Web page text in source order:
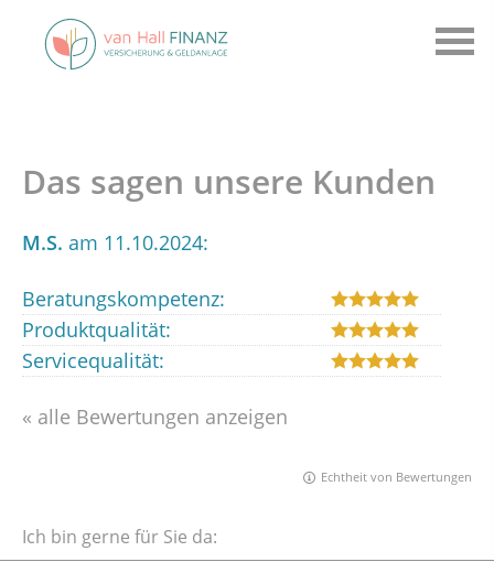
Das sagen unsere Kunden
M.S. am 11.10.2024:
Beratungskompetenz:
Produktqualität:
Servicequalität:
« alle Bewertungen anzeigen
Echtheit von Bewertungen
Ich bin gerne für Sie da: